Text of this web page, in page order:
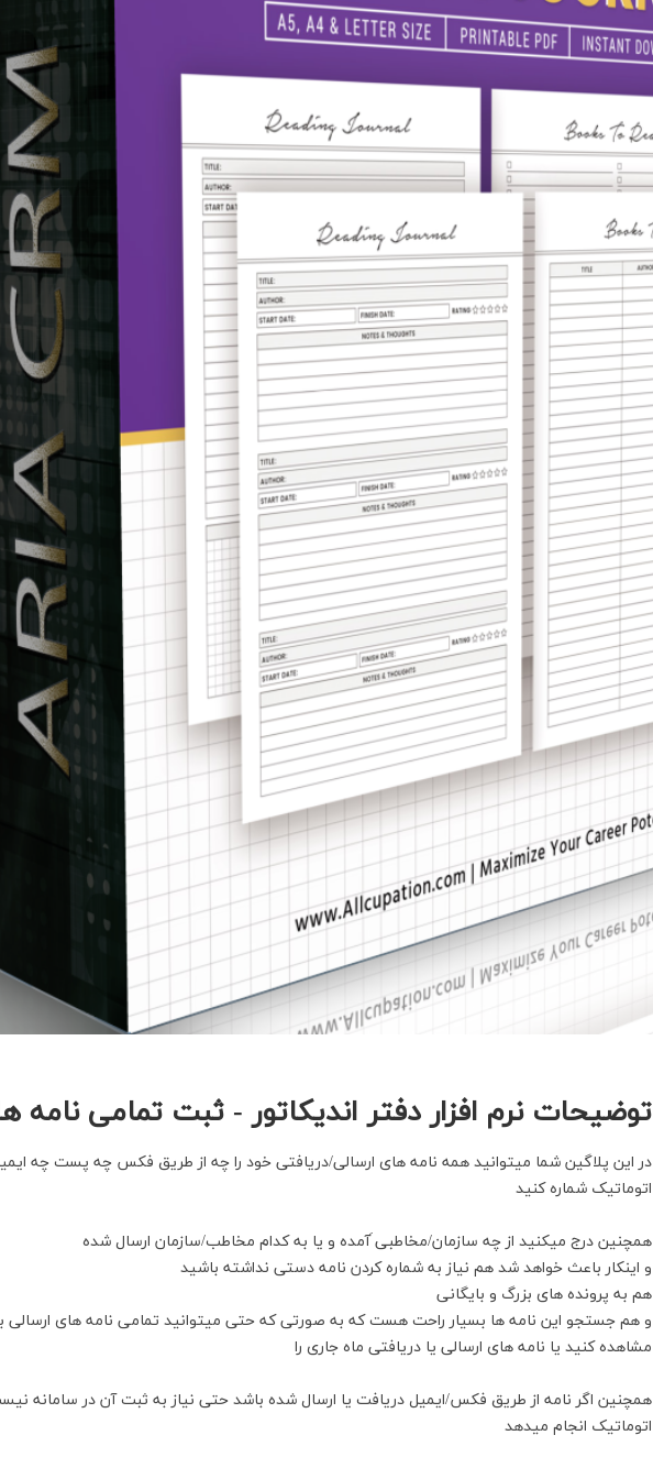
توضیحات نرم افزار دفتر اندیکاتور - ثبت تمامی نامه
در این پلاگین شما میتوانید همه نامه های ارسالی/دریافتی خود را چه از طریق فکس چه پست چه
اتوماتیک شماره کنید
همچنین درج میکنید از چه سازمان/مخاطبی َآمده و یا به کدام مخاطب/سازمان ارسال شده
و اینکار باعث خواهد شد هم نیاز به شماره کردن نامه دستی نداشته باشید
هم به پرونده های بزرگ و بایگانی
و هم جستجو این نامه ها بسیار راحت هست که به صورتی که حتی میتوانید تمامی نامه های ارسالی
مشاهده کنید یا نامه های ارسالی یا دریافتی ماه جاری را
همچنین اگر نامه از طریق فکس/ایمیل دریافت یا ارسال شده باشد حتی نیاز به ثبت آن در سامانه
اتوماتیک انجام میدهد